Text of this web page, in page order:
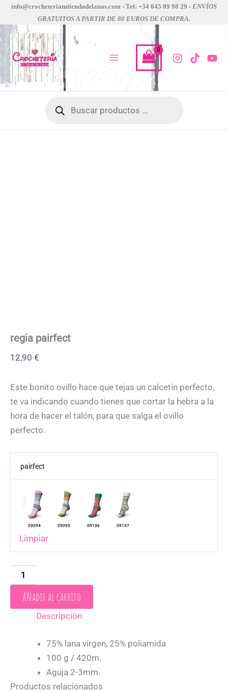
contenido
info@crocheteriatutiendadelanas.com - Tel: +34 645 89 98 29 - ENVÍOS
GRATUITOS A PARTIR DE 80 EUROS DE COMPRA.
productos
regia pairfect
12,90 €
Este bonito ovillo hace que tejas un calcetin perfecto,
te va indicando cuando tienes que cortar la hebra a la
hora de hacer el talón, para que salga el ovillo
perfecto.
pairfect
Limpiar
regia
cantidad
Añadir al carrito
Descripción
75% lana virgen, 25% poliamida
100 g / 420m.
Aguja 2-3mm.
Productos relacionados